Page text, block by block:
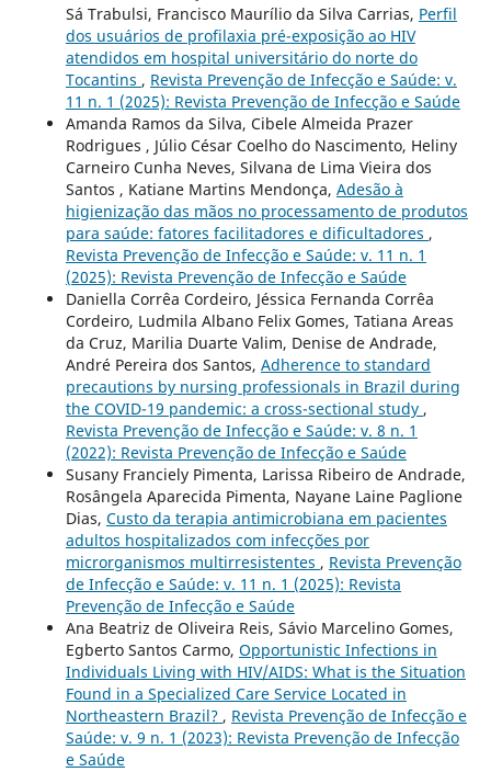
Sá Trabulsi, Francisco Maurílio da Silva Carrias, Perfil
dos usuários de profilaxia pré-exposição ao HIV
atendidos em hospital universitário do norte do
Tocantins , Revista Prevenção de Infecção e Saúde: v.
11 n. 1 (2025): Revista Prevenção de Infecção e Saúde
Amanda Ramos da Silva, Cibele Almeida Prazer
Rodrigues , Júlio César Coelho do Nascimento, Heliny
Carneiro Cunha Neves, Silvana de Lima Vieira dos
Santos , Katiane Martins Mendonça, Adesão à
higienização das mãos no processamento de produtos
para saúde: fatores facilitadores e dificultadores ,
Revista Prevenção de Infecção e Saúde: v. 11 n. 1
(2025): Revista Prevenção de Infecção e Saúde
Daniella Corrêa Cordeiro, Jéssica Fernanda Corrêa
Cordeiro, Ludmila Albano Felix Gomes, Tatiana Areas
da Cruz, Marilia Duarte Valim, Denise de Andrade,
André Pereira dos Santos, Adherence to standard
precautions by nursing professionals in Brazil during
the COVID-19 pandemic: a cross-sectional study ,
Revista Prevenção de Infecção e Saúde: v. 8 n. 1
(2022): Revista Prevenção de Infecção e Saúde
Susany Franciely Pimenta, Larissa Ribeiro de Andrade,
Rosângela Aparecida Pimenta, Nayane Laine Paglione
Dias, Custo da terapia antimicrobiana em pacientes
adultos hospitalizados com infecções por
microrganismos multirresistentes , Revista Prevenção
de Infecção e Saúde: v. 11 n. 1 (2025): Revista
Prevenção de Infecção e Saúde
Ana Beatriz de Oliveira Reis, Sávio Marcelino Gomes,
Egberto Santos Carmo, Opportunistic Infections in
Individuals Living with HIV/AIDS: What is the Situation
Found in a Specialized Care Service Located in
Northeastern Brazil? , Revista Prevenção de Infecção e
Saúde: v. 9 n. 1 (2023): Revista Prevenção de Infecção
e Saúde